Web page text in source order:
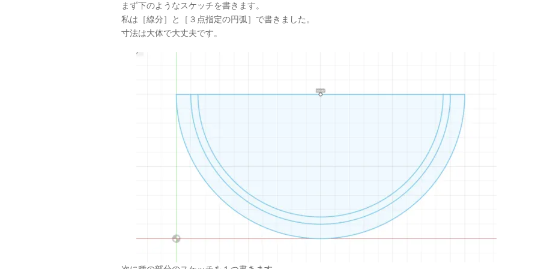
まず下のようなスケッチを書きます。
私は［線分］と［３点指定の円弧］で書きました。
寸法は大体で大丈夫です。